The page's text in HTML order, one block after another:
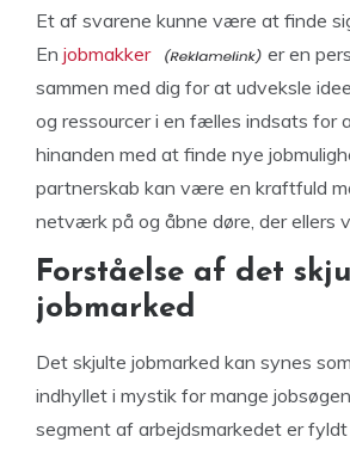
Et af svarene kunne være at finde
En jobmakker
er en
sammen med dig for at udveksle
og ressourcer i en fælles indsats for
hinanden med at finde nye
partnerskab kan være en kraftfuld
netværk på og åbne døre, der ellers
Forståelse af det
jobmarked
Det skjulte jobmarked kan synes
indhyllet i mystik for mange
segment af arbejdsmarkedet er fyldt